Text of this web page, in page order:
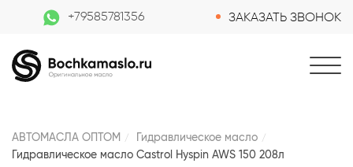
+79585781356 ЗАКАЗАТЬ ЗВОНОК
АВТОМАСЛА ОПТОМ
Гидравлическое масло
Гидравлическое масло Castrol Hyspin AWS 150 208л